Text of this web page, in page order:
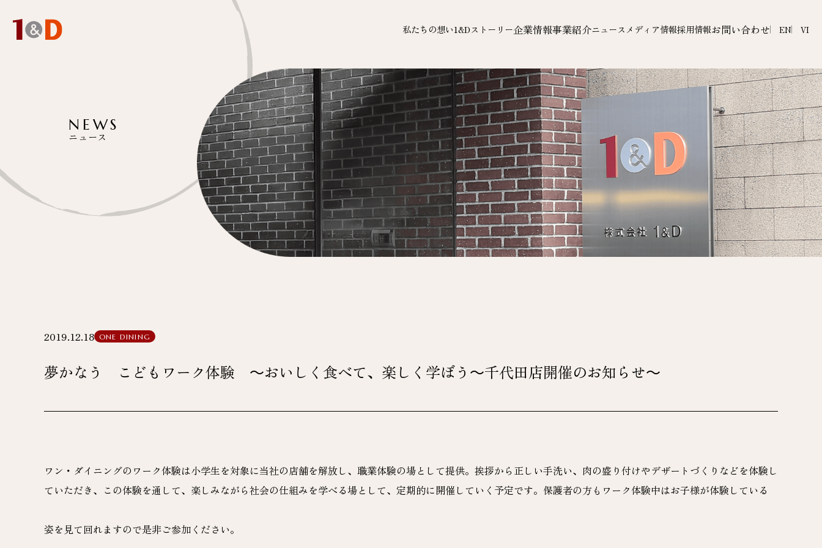
私たちの想い1&Dストーリー企業情報事業紹介ニュース メディア情報採用情報お問い合わせ EN VI
NEWS
ニュース
2019.12.18 ONE DINING
夢かなう こどもワーク体験 ～おいしく食べて、楽しく学ぼう～千代田店開催のお知らせ～
ワン・ダイニングのワーク体験は小学生を対象に当社の店舗を解放し、職業体験の場として提供。挨拶から正しい手洗い、肉の盛り付けやデザートづくりなどを体験し
ていただき、この体験を通して、楽しみながら社会の仕組みを学べる場として、定期的に開催していく予定です。保護者の方もワーク体験中はお子様が体験している
姿を見て回れますので是非ご参加ください。